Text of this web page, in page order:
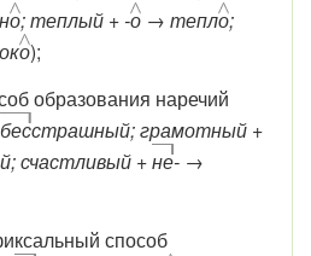
о; теплый + -о → тепло;
о);
образования наречий
бесстрашный; грамотный +
счастливый +не- →
способ